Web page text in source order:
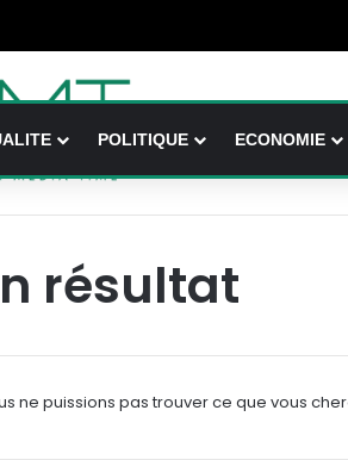
POLITIQUE ECONOMIE
résultat
ne puissions pas trouver ce que vous